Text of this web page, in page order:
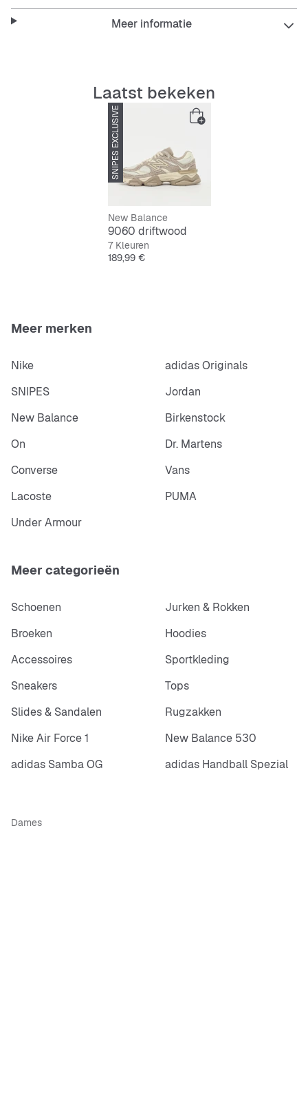
Schokdemping voor extra comfort
Slipvaste en duurzame buitenzool
Bovenmateriaal-mix voor duurzaamheid
Meer informatie
Laatst bekeken
SNIPES EXCLUSIVE
New Balance
9060 driftwood
7 Kleuren
Prijs
189,99 €
Meer merken
Nike
adidas Originals
SNIPES
Jordan
New Balance
Birkenstock
On
Dr. Martens
Converse
Vans
Lacoste
PUMA
Under Armour
Meer categorieën
Schoenen
Jurken & Rokken
Broeken
Hoodies
Accessoires
Sportkleding
Sneakers
Tops
Slides & Sandalen
Rugzakken
Nike Air Force 1
New Balance 530
adidas Samba OG
adidas Handball Spezial
Dames